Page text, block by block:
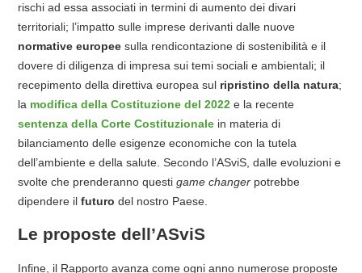
rischi ad essa associati in termini di aumento dei divari
territoriali; l’impatto sulle imprese derivanti dalle nuove
normative europee sulla rendicontazione di sostenibilità e il
dovere di diligenza di impresa sui temi sociali e ambientali; il
recepimento della direttiva europea sul ripristino della natura;
la modifica della Costituzione del 2022 e la recente
sentenza della Corte Costituzionale in materia di
bilanciamento delle esigenze economiche con la tutela
dell’ambiente e della salute. Secondo l’ASviS, dalle evoluzioni e
svolte che prenderanno questi game changer potrebbe
dipendere il futuro del nostro Paese.
Le proposte dell’ASviS
Infine, il Rapporto avanza come ogni anno numerose proposte